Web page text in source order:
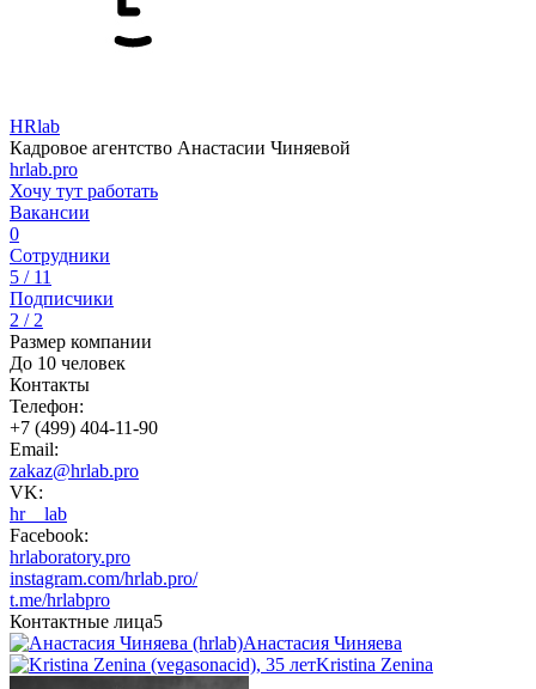
HRlab
Кадровое агентство Анастасии Чиняевой
hrlab.pro
Хочу тут работать
Вакансии
0
Сотрудники
5 / 11
Подписчики
2 / 2
Размер компании
До 10 человек
Контакты
Телефон:
+7 (499) 404-11-90
Email:
zakaz@hrlab.pro
VK:
hr__lab
Facebook:
hrlaboratory.pro
instagram.com/hrlab.pro/
t.me/hrlabpro
Контактные лица5
Анастасия Чиняева
Kristina Zenina